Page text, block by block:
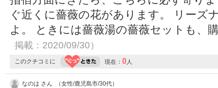
ぐ近くに薔薇の花があります。 リーズ
よ。 ときには薔薇湯の薔薇セットも、
掲載：2020/09/30）
このクチコミに 現在： 0人
なのは さん （女性/鹿児島市/30代）